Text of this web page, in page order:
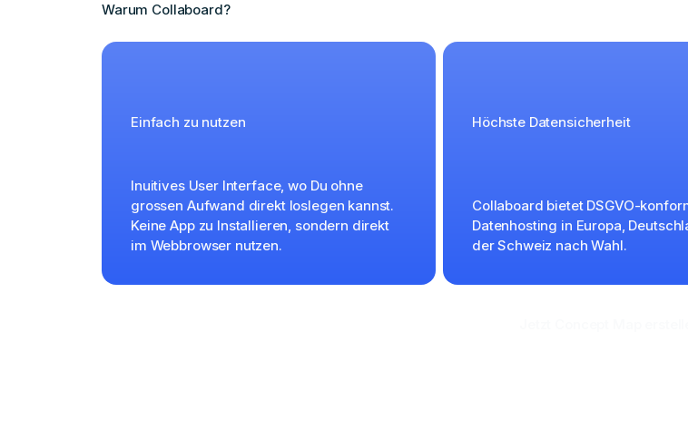
Warum Collaboard?
Einfach zu nutzen
Inuitives User Interface, wo Du ohne
grossen Aufwand direkt loslegen kannst.
Keine App zu Installieren, sondern direkt
im Webbrowser nutzen.
Höchste Datensicherheit
Collaboard bietet DSGVO-
Datenhosting in Europa,
der Schweiz nach Wahl.